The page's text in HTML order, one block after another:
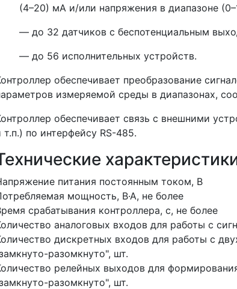
(4–20) мА и/или напряжения в диапазоне
— до 32 датчиков с беспотенциальным
— до 56 исполнительных устройств.
обеспечивает преобразование
измеряемой среды в диапазонах,
обеспечивает связь с внешними
т.п.) по интерфейсу RS-485.
питания постоянным током, В
мощность, В·А, не более
срабатывания контроллера, с, не более
аналоговых входов для работы с
дискретных входов для работы с
разомкнуто", шт.
релейных выходов для
разомкнуто", шт.